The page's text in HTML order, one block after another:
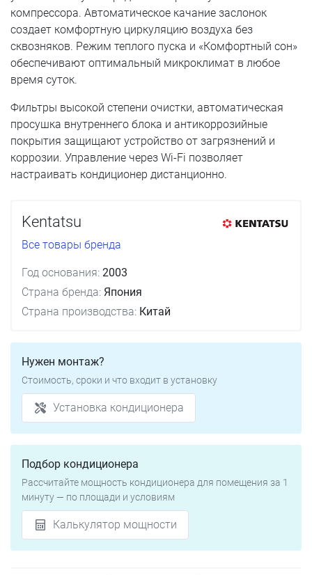
компрессора. Автоматическое качание заслонок
создает комфортную циркуляцию воздуха без
сквозняков. Режим теплого пуска и «Комфортный сон»
обеспечивают оптимальный микроклимат в любое
время суток.
Фильтры высокой степени очистки, автоматическая
просушка внутреннего блока и антикоррозийные
покрытия защищают устройство от загрязнений и
коррозии. Управление через Wi-Fi позволяет
настраивать кондиционер дистанционно.
Kentatsu
Все товары бренда
Год основания: 2003
Страна бренда: Япония
Страна производства: Китай
Нужен монтаж?
Стоимость, сроки и что входит в установку
Установка кондиционера
Подбор кондиционера
Рассчитайте мощность кондиционера для помещения за 1
минуту — по площади и условиям
Калькулятор мощности